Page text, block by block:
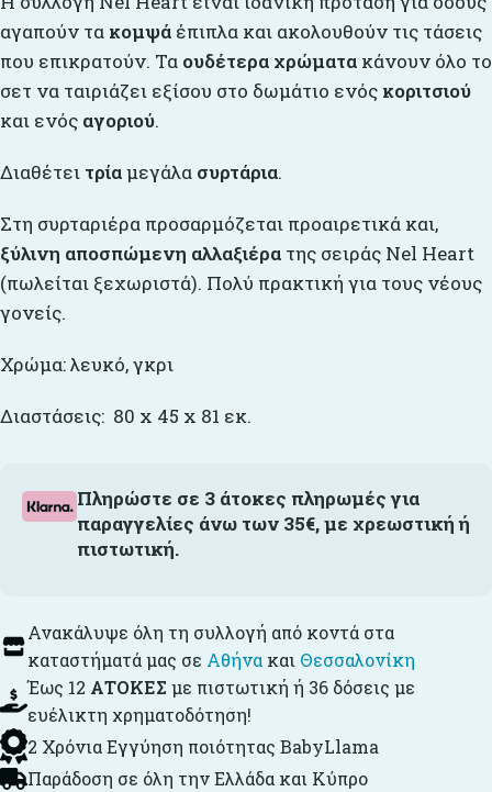
αγαπούν τα κομψά έπιπλα και ακολουθούν τις τάσεις
που επικρατούν. Τα ουδέτερα χρώματα κάνουν όλο το
σετ να ταιριάζει εξίσου στο δωμάτιο ενός κοριτσιού
και ενός αγοριού.
Διαθέτει τρίαμεγάλα συρτάρια.
Στη συρταριέρα προσαρμόζεται προαιρετικά και,
ξύλινη αποσπώμενη αλλαξιέρα της σειράς Nel Heart
(πωλείται ξεχωριστά). Πολύ πρακτική για τους νέους
γονείς.
Χρώμα: λευκό, γκρι
Διαστάσεις: 80 x 45 x 81 εκ.
Πληρώστε σε 3 άτοκες πληρωμές για
παραγγελίες άνω των 35€, με χρεωστική ή
πιστωτική.
Ανακάλυψε όλη τη συλλογή από κοντά στα
καταστήματά μας σε Αθήνα και Θεσσαλονίκη
Έως 12 ΑΤΟΚΕΣ με πιστωτική ή 36 δόσεις με
ευέλικτη χρηματοδότηση!
2 Χρόνια Εγγύηση ποιότητας BabyLlama
Παράδοση σε όλη την Ελλάδα και Κύπρο